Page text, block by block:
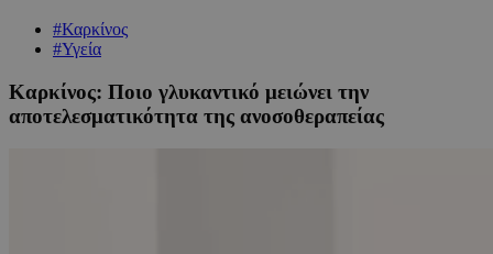
#Καρκίνος
#Υγεία
Καρκίνος: Ποιο γλυκαντικό μειώνει την
αποτελεσματικότητα της ανοσοθεραπείας